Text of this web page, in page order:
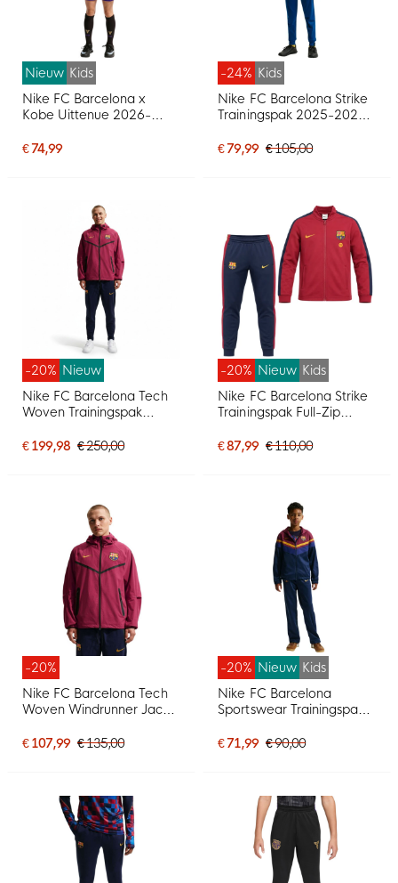
Nieuw Kids
Nike FC Barcelona x
Kobe Uittenue 2026-
€ 74,99
-24% Kids
Nike FC Barcelona Strike
Trainingspak 2025-2026
€ 79,99 € 105,00
-20% Nieuw
Nike FC Barcelona Tech
Woven Trainingspak
2027 Rood Donkerblauw
€ 199,98 € 250,00
-20% Nieuw Kids
Nike FC Barcelona Strike
Trainingspak Full-Zip
Donkerblauw Geel
€ 87,99 € 110,00
-20%
Nike FC Barcelona Tech
Woven Windrunner Jack
Zwart
€ 107,99 € 135,00
-20% Nieuw Kids
Nike FC Barcelona
Sportswear Trainingspak
Donkerblauw Rood
€ 71,99 € 90,00